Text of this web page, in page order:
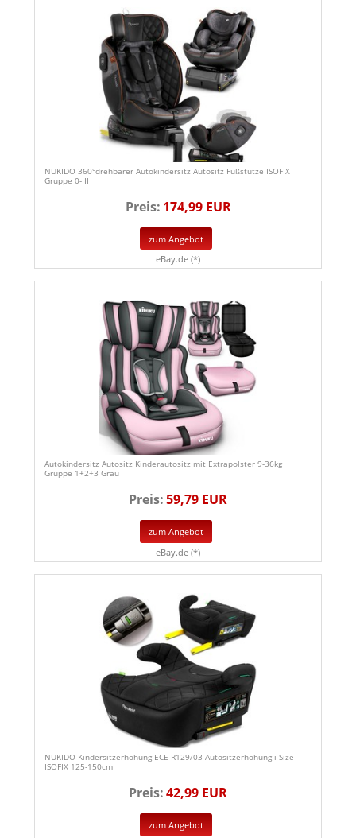
NUKIDO 360°drehbarer Autokindersitz Autositz Fußstütze ISOFIX
Gruppe 0- II
Preis: 174,99 EUR
zum Angebot
eBay.de (*)
Autokindersitz Autositz Kinderautositz mit Extrapolster 9-36kg
Gruppe 1+2+3 Grau
Preis:59,79 EUR
zum Angebot
eBay.de (*)
NUKIDO Kindersitzerhöhung ECE R129/03 Autositzerhöhung i-Size
ISOFIX 125-150cm
Preis:42,99 EUR
zum Angebot